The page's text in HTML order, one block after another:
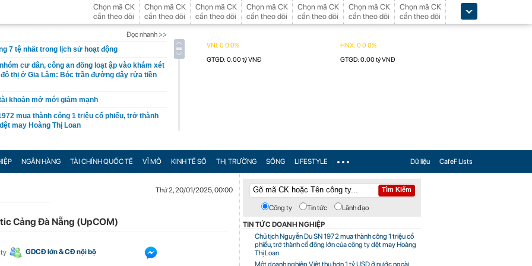
Chọn mã CK
cần theo dõi
Chọn mã CK
cần theo dõi
Chọn mã CK
cần theo dõi
Chọn mã CK
cần theo dõi
Chọn mã CK
cần theo dõi
Chọn mã CK
cần theo dõi
Chọn mã CK
cần theo dõi
Đọc nhanh >>
7 tệ nhất trong lịch sử hoạt động
cư dân, công an đồng loạt ập vào khám xét
thị ở Gia Lâm: Bóc trần đường dây rửa tiền
khoản mở mới giảm mạnh
mua thành công 1 triệu cổ phiếu, trở thành
may Hoàng Thị Loan
trên 3.000m, điểm đến "trong mơ" của dân
khoa tư nhân sở hữu 14 bệnh viện, 2.900
hơn 1 tỷ USD ở nước ngoài trong nửa đầu năm
VN-Index có thể chạm mốc 1.885 điểm
NGÂN HÀNG TÀI CHÍNH QUỐC TẾ VĨ MÔ KINH TẾ SỐ THỊ TRƯỜNG SỐNG LIFESTYLE CafeF Lists
Dữ liệu
Thứ 2, 20/01/2025, 00:00
Cảng Đà Nẵng (UpCOM)
ty GDCĐ lớn & CĐ nội bộ
Công ty Tin tức
Lãnh đạo
TIN TỨC DOANH NGHIỆP
Chủ tịch Nguyễn Du SN 1972 mua thành công 1 triệu cổ
phiếu, trở thành cổ đông lớn của công ty dệt may Hoàng
Thị Loan
Một doanh nghiệp Việt thu hơn 1 tỷ USD ở nước ngoài